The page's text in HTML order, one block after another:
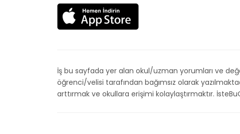
İş bu sayfada yer alan okul/uzman yorumları ve
öğrenci/velisi tarafından bağımsız olarak
arttırmak ve okullara erişimi kolaylaştırmaktır.